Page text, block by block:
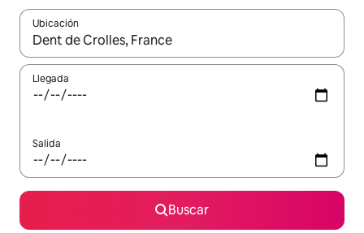
Ubicación
Cuando los resultados estén disponibles, navega con las
Llegada
Salida
Buscar